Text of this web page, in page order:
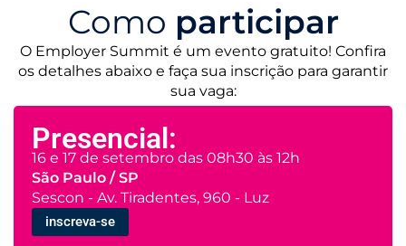
Como participar
O Employer Summit é um evento gratuito! Confira
os detalhes abaixo e faça sua inscrição para garantir
sua vaga:
Presencial:
16 e 17 de setembro das 08h30 às 12h
São Paulo / SP
Sescon - Av. Tiradentes, 960 - Luz
inscreva-se